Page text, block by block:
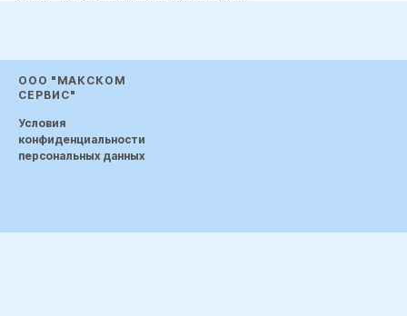
ООО "МАКСКОМ
СЕРВИС"
Условия
конфиденциальности
персональных данных